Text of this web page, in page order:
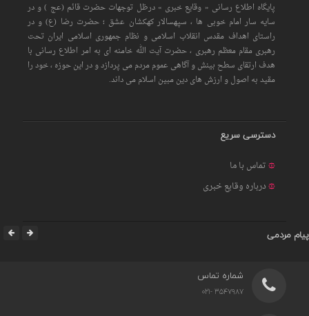
پایگاه اطلاع رسانی « وقایع خبری » درظل توجهات حضرت قائم (عج ) و در
سایه سار امام خوبی ها ، سپهسالار کهکشان عشق ؛ حضرت رضا (ع) و در
راستای اهداف مقدس انقلاب اسلامی و نظام جمهوری اسلامی ایران تحت
رهبری مقام معظم رهبری ، حضرت آیت الله خامنه ای به امر اطلاع رسانی با
هدف ارتقای سطح بینش و آگاهی عموم مردم می پردازد و در این حوزه ، خود را
مقید به اصول و ارزش های دین مبین اسلام می داند.
دسترسی سریع
تماس با ما
درباره وقایع خبری
پیام مردمی
شماره تماس
3547987 -021